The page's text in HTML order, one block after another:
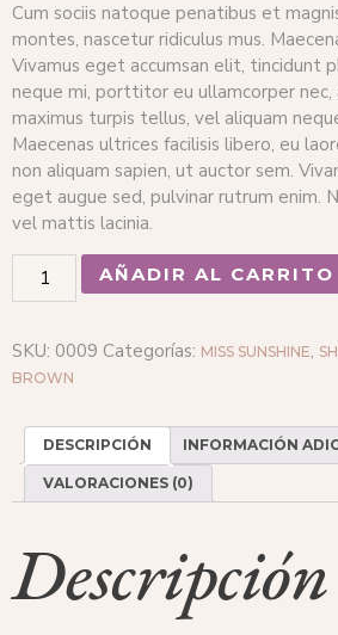
Cum sociis natoque penatibus et
montes, nascetur ridiculus mus.
Vivamus eget accumsan elit, tincidunt
neque mi, porttitor eu ullamcorper nec,
maximus turpis tellus, vel aliquam
Maecenas ultrices facilisis libero, eu
non aliquam sapien, ut auctor sem.
eget augue sed, pulvinar rutrum enim.
vel mattis lacinia.
AÑADIR AL CARRITO
SKU: 0009 Categorías: MISS SUNSHINE,
BROWN
DESCRIPCIÓN INFORMACIÓN
VALORACIONES (0)
Descripción